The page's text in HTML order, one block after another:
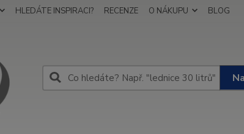
HLEDÁTE INSPIRACI? RECENZE O NÁKUPU BLOG